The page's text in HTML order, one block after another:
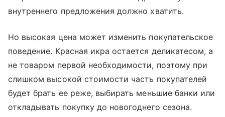
внутреннего предложения должно хватить.
Но высокая цена может изменить покупательское
поведение. Красная икра остается деликатесом, а
не товаром первой необходимости, поэтому при
слишком высокой стоимости часть покупателей
будет брать ее реже, выбирать меньшие банки или
откладывать покупку до новогоднего сезона.